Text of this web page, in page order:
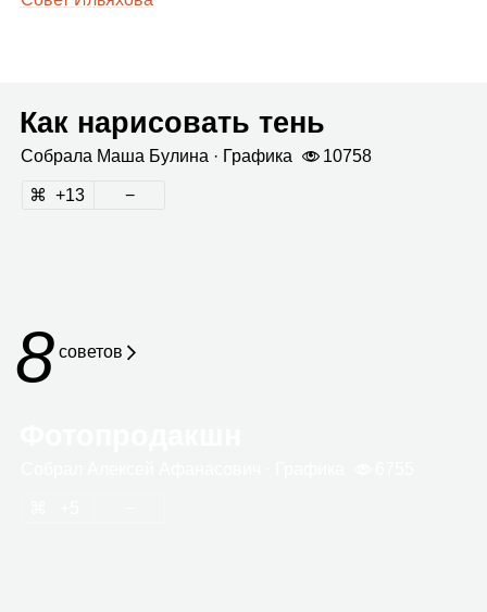
Как нарисовать тень
Собрала Маша Булина · Гра­фика 10758
13
8 сове­тов